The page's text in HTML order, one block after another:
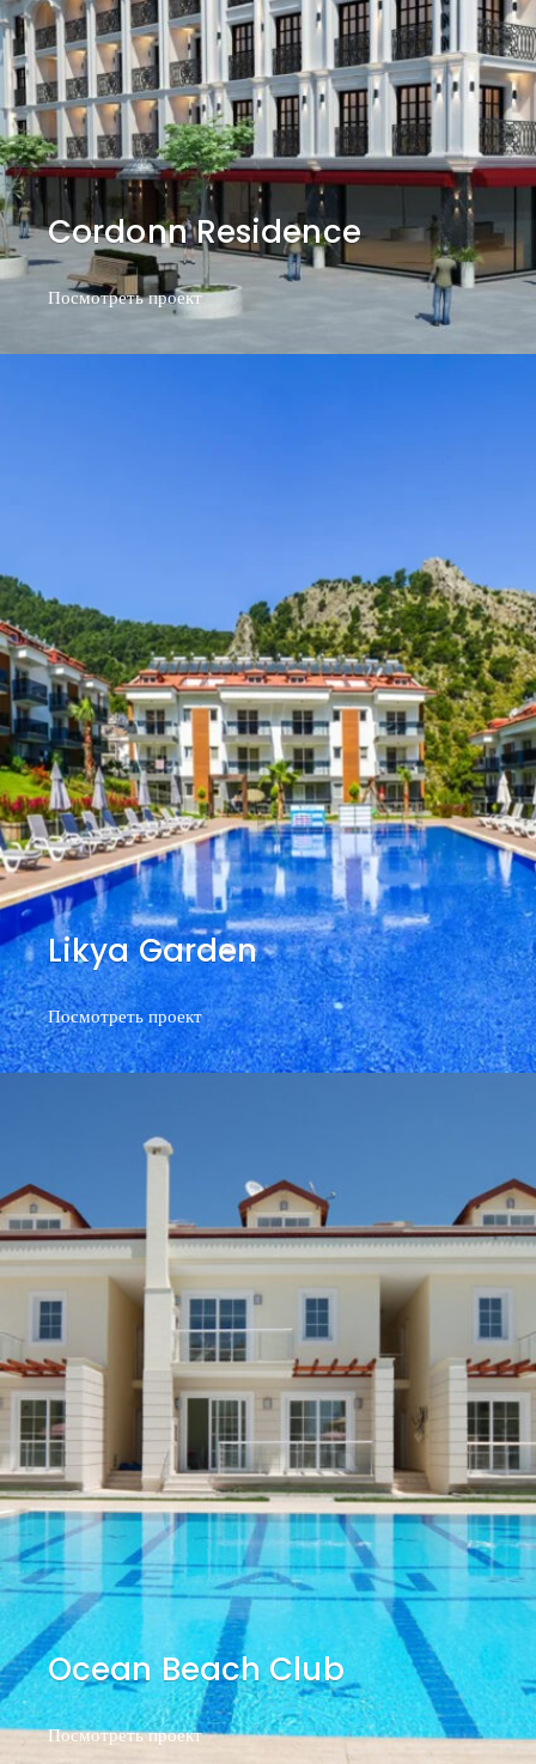
Cordonn Residence
Посмотреть проектПосмотреть проект
Likya Garden
Посмотреть проектПосмотреть проект
Ocean Beach Club
Посмотреть проектПосмотреть проект